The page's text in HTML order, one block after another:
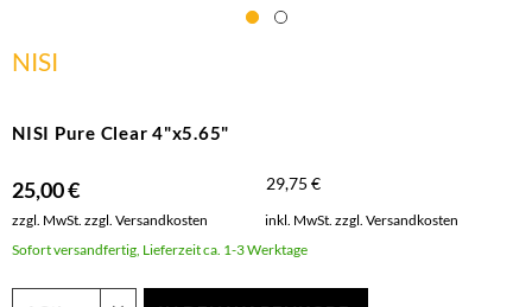
NISI
NISI Pure Clear 4"x5.65"
25,00 € 29,75 €
zzgl. MwSt. zzgl. Versandkosten inkl. MwSt. zzgl. Versandkosten
Sofort versandfertig, Lieferzeit ca. 1-3 Werktage